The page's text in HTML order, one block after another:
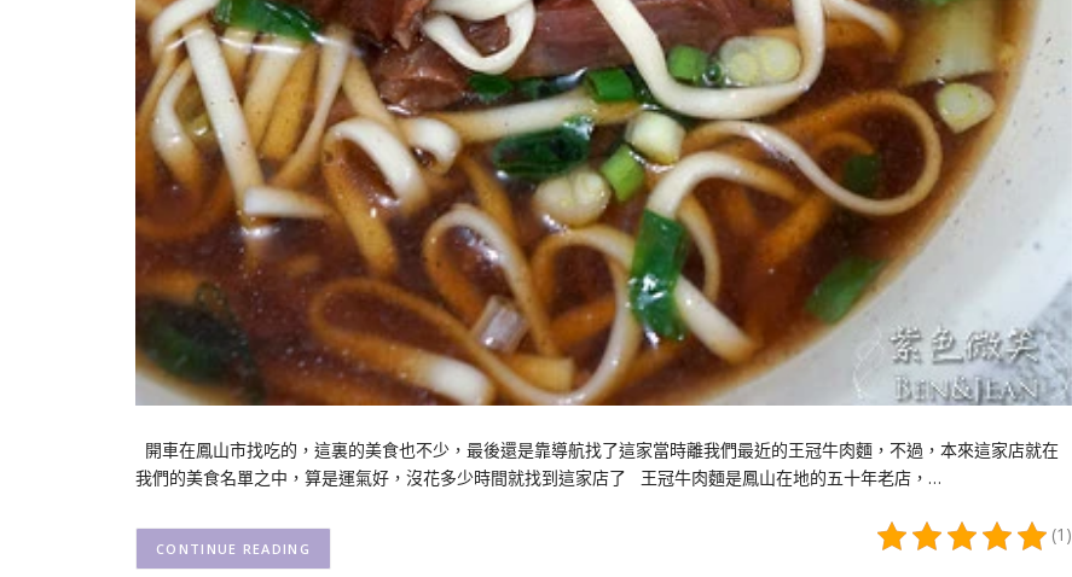
開車在鳳山市找吃的，這裏的美食也不少，最後還是靠導航找了這家當時離我們最近的王冠牛肉麵，不過，本來這家店就在
我們的美食名單之中，算是運氣好，沒花多少時間就找到這家店了 王冠牛肉麵是鳳山在地的五十年老店，…
(1)
CONTINUE READING